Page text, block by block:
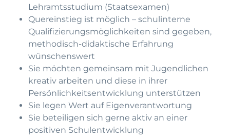
Lehramtsstudium (Staatsexamen)
Quereinstieg ist möglich – schulinterne
Qualifizierungsmöglichkeiten sind gegeben,
methodisch-didaktische Erfahrung
wünschenswert
Sie möchten gemeinsam mit Jugendlichen
kreativ arbeiten und diese in ihrer
Persönlichkeitsentwicklung unterstützen
Sie legen Wert auf Eigenverantwortung
Sie beteiligen sich gerne aktiv an einer
positiven Schulentwicklung